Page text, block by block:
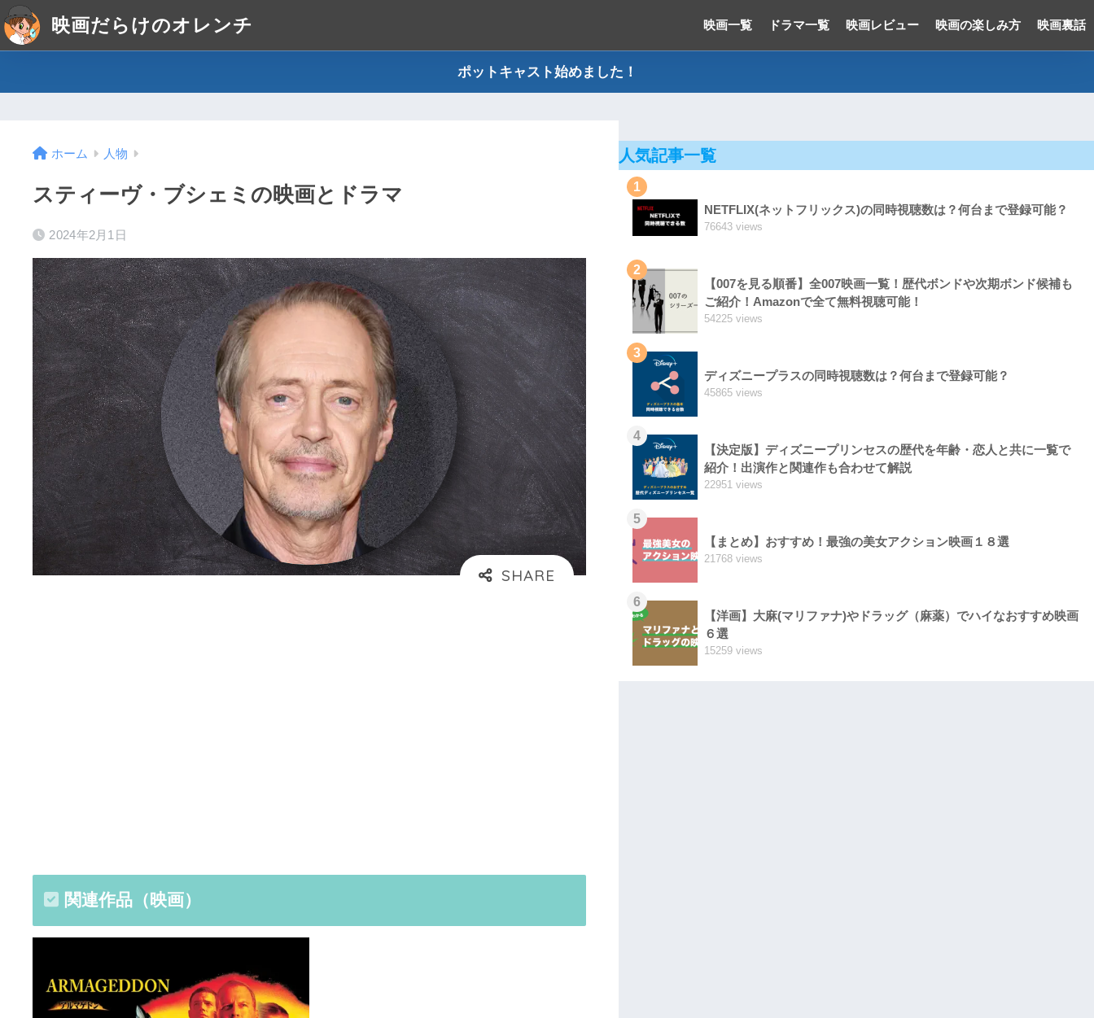
映画だらけのオレンチ 映画一覧 ドラマ一覧 映画レビュー 映画の楽しみ方 映画裏話
ポットキャスト始めました！
ホーム 人物
スティーヴ・ブシェミの映画とドラマ
2024年2月1日
関連作品（映画）
人気記事一覧
1
NETFLIX(ネットフリックス)の同時視聴数は？何台まで登録可能？
76643 views
2
【007を見る順番】全007映画一覧！歴代ボンドや次期ボンド候補も
ご紹介！Amazonで全て無料視聴可能！
54225 views
3
ディズニープラスの同時視聴数は？何台まで登録可能？
45865 views
4
【決定版】ディズニープリンセスの歴代を年齢・恋人と共に一覧で
紹介！出演作と関連作も合わせて解説
22951 views
5
【まとめ】おすすめ！最強の美女アクション映画１８選
21768 views
6
【洋画】大麻(マリファナ)やドラッグ（麻薬）でハイなおすすめ映画
６選
15259 views